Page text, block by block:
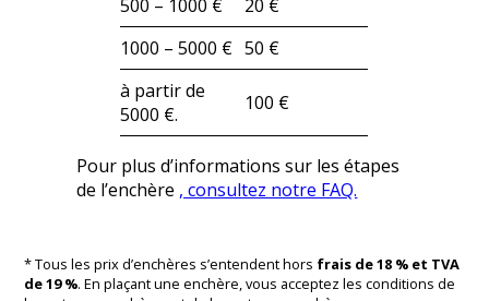
500 – 1000 €
20 €
1000 – 5000 € 50 €
à partir de
5000 €.
100 €
Pour plus d’informations sur les étapes
de l’enchère , consultez notre FAQ.
* Tous les prix d’enchères s’entendent hors frais de 18 % et TVA
de 19 %. En plaçant une enchère, vous acceptez les conditions de